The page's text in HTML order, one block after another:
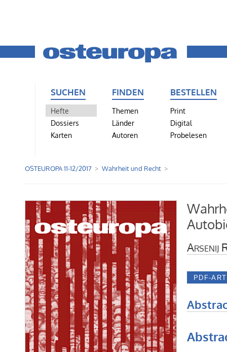
SUCHEN
Hefte
Dossiers
Karten
FINDEN
Themen
Länder
Autoren
BESTELLEN
Print
Digital
Probelesen
OSTEUROPA 11-12/2017 Wahrheit und Recht
Arsenij